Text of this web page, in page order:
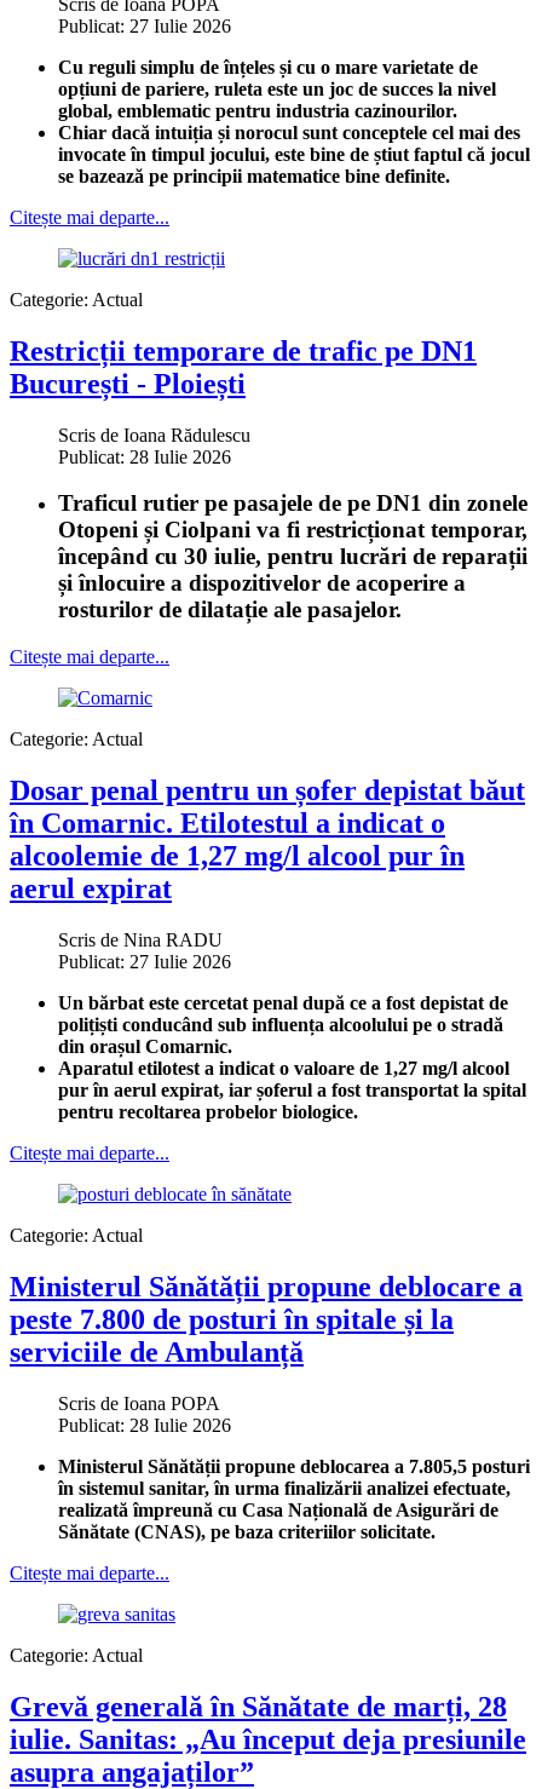
Scris de Ioana POPA
Publicat: 27 Iulie 2026
Cu reguli simplu de înțeles și cu o mare varietate de
opțiuni de pariere, ruleta este un joc de succes la nivel
global, emblematic pentru industria cazinourilor.
Chiar dacă intuiția și norocul sunt conceptele cel mai des
invocate în timpul jocului, este bine de știut faptul că jocul
se bazează pe principii matematice bine definite.
Citește mai departe...
Categorie: Actual
Restricții temporare de trafic pe DN1
București - Ploiești
Scris de Ioana Rădulescu
Publicat: 28 Iulie 2026
Traficul rutier pe pasajele de pe DN1 din zonele
Otopeni și Ciolpani va fi restricționat temporar,
începând cu 30 iulie, pentru lucrări de reparații
și înlocuire a dispozitivelor de acoperire a
rosturilor de dilatație ale pasajelor.
Citește mai departe...
Categorie: Actual
Dosar penal pentru un șofer depistat băut
în Comarnic. Etilotestul a indicat o
alcoolemie de 1,27 mg/l alcool pur în
aerul expirat
Scris de Nina RADU
Publicat: 27 Iulie 2026
Un bărbat este cercetat penal după ce a fost depistat de
polițiști conducând sub influența alcoolului pe o stradă
din orașul Comarnic.
Aparatul etilotest a indicat o valoare de 1,27 mg/l alcool
pur în aerul expirat, iar șoferul a fost transportat la spital
pentru recoltarea probelor biologice.
Citește mai departe...
Categorie: Actual
Ministerul Sănătății propune deblocare a
peste 7.800 de posturi în spitale și la
serviciile de Ambulanță
Scris de Ioana POPA
Publicat: 28 Iulie 2026
Ministerul Sănătății propune deblocarea a 7.805,5 posturi
în sistemul sanitar, în urma finalizării analizei efectuate,
realizată împreună cu Casa Națională de Asigurări de
Sănătate (CNAS), pe baza criteriilor solicitate.
Citește mai departe...
Categorie: Actual
Grevă generală în Sănătate de marți, 28
iulie. Sanitas: „Au început deja presiunile
asupra angajaților”